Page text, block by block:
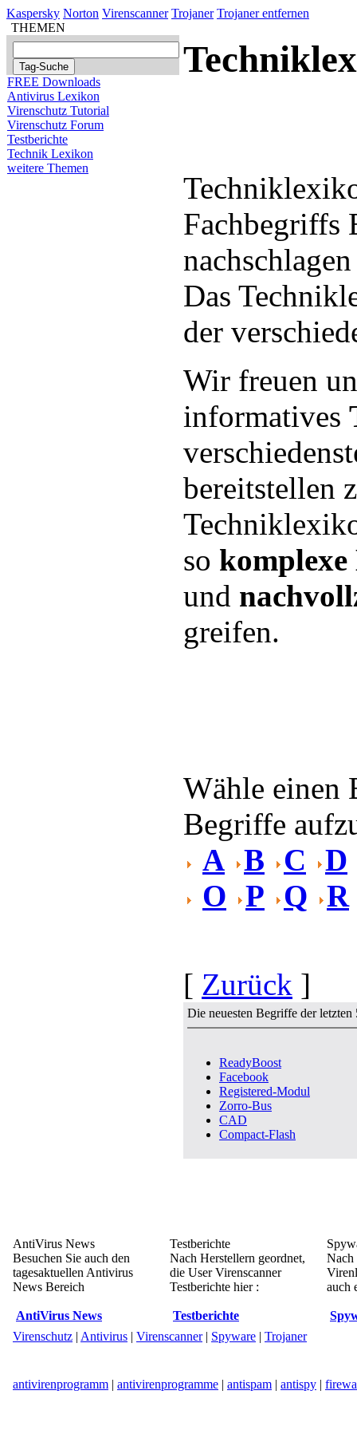
Kaspersky Norton Virenscanner Trojaner Trojaner entfernen
THEMEN
FREE Downloads
Antivirus Lexikon
Virenschutz Tutorial
Virenschutz Forum
Testberichte
Technik Lexikon
weitere Themen
Fachbegriffs
nachschlagen
Das
der
Wir freuen
informatives
bereitstellen
so
und
greifen.
Wähle einen
Begriffe
A B C
D
O P Q R
[ Zurück ]
Die neuesten Begriffe der letzten
ReadyBoost
Facebook
Registered-Modul
Zorro-Bus
CAD
Compact-Flash
AntiVirus News
Besuchen Sie auch den
tagesaktuellen Antivirus
News Bereich
AntiVirus News
Testberichte
Nach Herstellern geordnet,
die User Virenscanner
Testberichte hier :
Testberichte
Nach
auch
Virenschutz | Antivirus | Virenscanner| Spyware | Trojaner
antivirenprogramm | antivirenprogramme | antispam | antispy |